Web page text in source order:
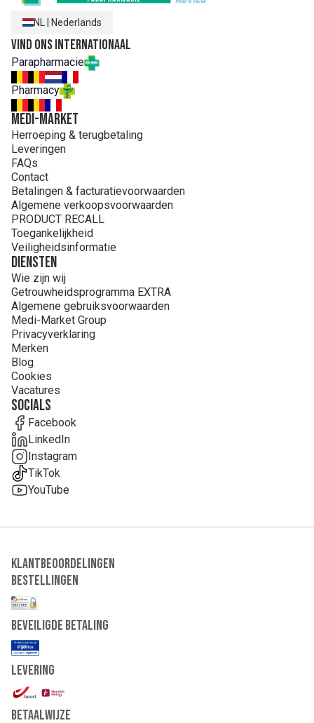
NL Nederlands
Vind ons internationaal
Parapharmacie
Pharmacy
MEDI-MARKET
Herroeping & terugbetaling
Leveringen
FAQs
Contact
Betalingen & facturatievoorwaarden
Algemene verkoopsvoorwaarden
PRODUCT RECALL
Toegankelijkheid
Veiligheidsinformatie
Diensten
Wie zijn wij
Getrouwheidsprogramma EXTRA
Algemene gebruiksvoorwaarden
Medi-Market Group
Privacyverklaring
Merken
Blog
Cookies
Vacatures
Socials
Facebook
LinkedIn
Instagram
TikTok
YouTube
Klantbeoordelingen
Bestellingen
Beveiligde Betaling
Levering
Betaalwijze